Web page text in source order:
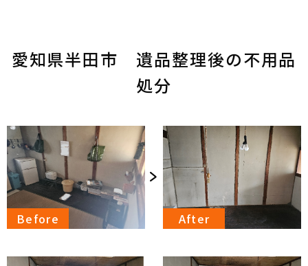
愛知県半田市 遺品整理後の不用品
処分